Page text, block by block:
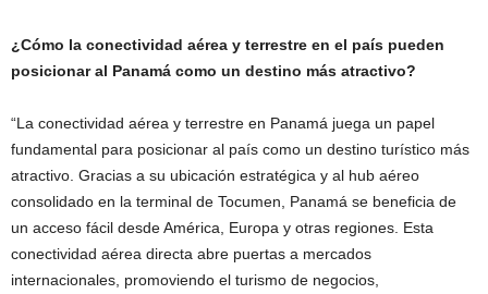
¿Cómo la conectividad aérea y terrestre en el país pueden
posicionar al Panamá como un destino más atractivo?
“La conectividad aérea y terrestre en Panamá juega un papel
fundamental para posicionar al país como un destino turístico más
atractivo. Gracias a su ubicación estratégica y al hub aéreo
consolidado en la terminal de Tocumen, Panamá se beneficia de
un acceso fácil desde América, Europa y otras regiones. Esta
conectividad aérea directa abre puertas a mercados
internacionales, promoviendo el turismo de negocios,